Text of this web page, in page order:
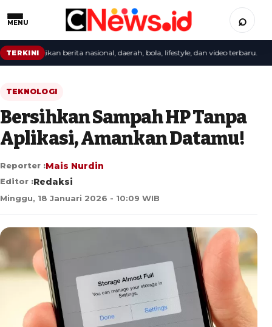
MENU ⌕
TERKINIberita nasional, daerah, bola, lifestyle, dan video terbaru.
TEKNOLOGI
Bersihkan Sampah HP Tanpa
Aplikasi, Amankan Datamu!
Reporter :Mais Nurdin
Editor :Redaksi
Minggu, 18 Januari 2026 - 10:09 WIB